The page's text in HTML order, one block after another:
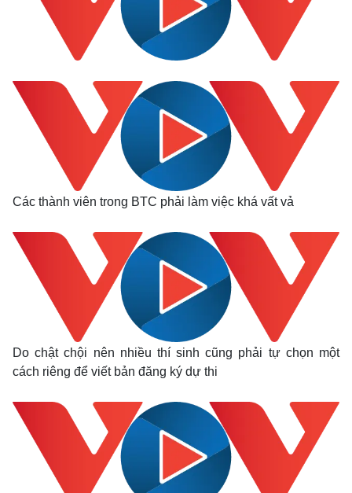
Infographic
Các thành viên trong BTC phải làm việc khá vất vả
Do chật chội nên nhiều thí sinh cũng phải tự chọn một
cách riêng để viết bản đăng ký dự thi